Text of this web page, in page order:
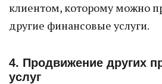
клиентом, которому можно
другие финансовые услуги.
4. Продвижение других
услуг